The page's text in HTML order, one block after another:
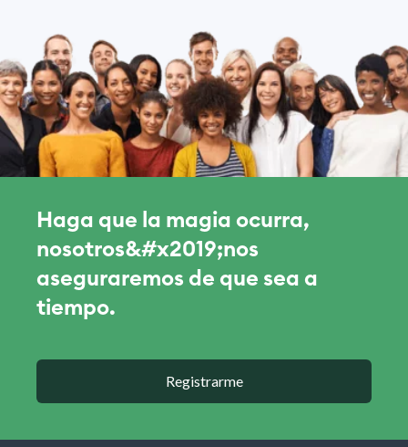
Haga que la magia ocurra,
nosotros&#x2019;nos
aseguraremos de que sea a
tiempo.
Registrarme